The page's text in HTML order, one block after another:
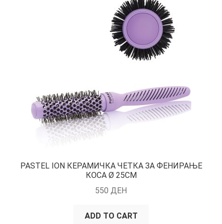
PASTEL ION КЕРАМИЧКА ЧЕТКА ЗА ФЕНИРАЊЕ
КОСА Ø 25CM
550 ДЕН
ADD TO CART